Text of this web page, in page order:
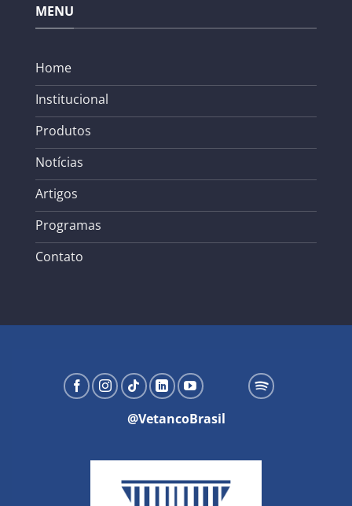
MENU
Home
Institucional
Produtos
Notícias
Artigos
Programas
Contato
@VetancoBrasil